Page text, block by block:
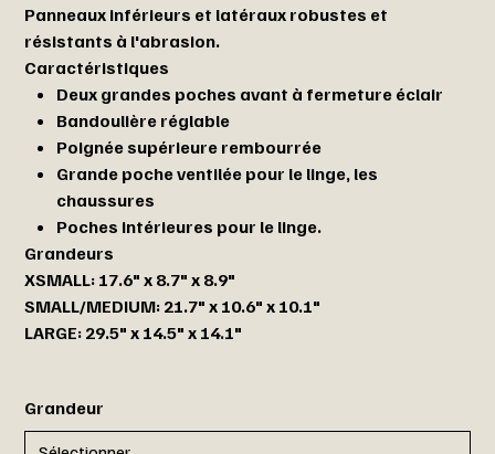
Panneaux inférieurs et latéraux robustes et
résistants à l'abrasion.
Caractéristiques
Deux grandes poches avant à fermeture éclair
Bandoulière réglable
Poignée supérieure rembourrée
Grande poche ventilée pour le linge, les
chaussures
Poches intérieures pour le linge.
Grandeurs
XSMALL: 17.6" x 8.7" x 8.9"
SMALL/MEDIUM: 21.7" x 10.6" x 10.1"
LARGE: 29.5" x 14.5" x 14.1"
Grandeur